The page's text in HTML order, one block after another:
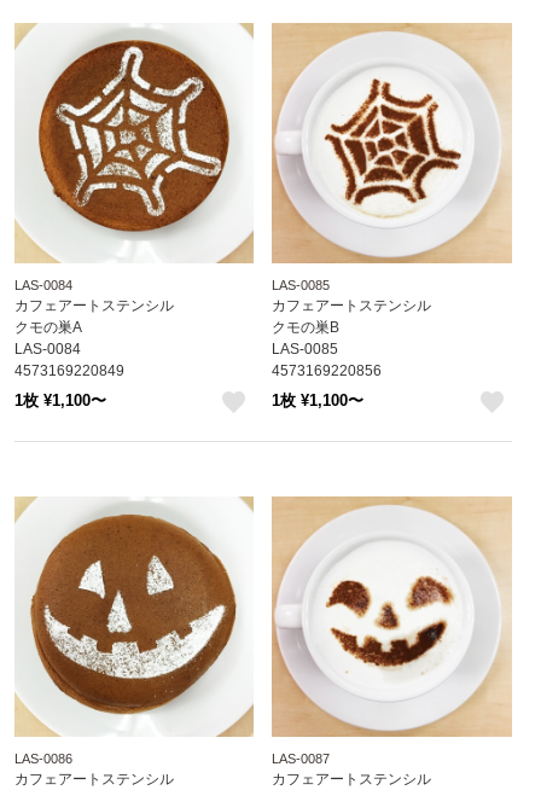
LAS-0084
カフェアートステンシル
クモの巣A
LAS-0084
4573169220849
1枚 ¥1,100〜
LAS-0085
カフェアートステンシル
クモの巣B
LAS-0085
4573169220856
1枚 ¥1,100〜
LAS-0086
カフェアートステンシル
LAS-0087
カフェアートステンシル